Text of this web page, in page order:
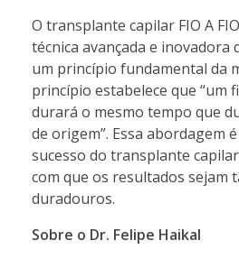
O transplante capilar FIO A
técnica avançada e inovadora
um princípio fundamental da
princípio estabelece que “um
durará o mesmo tempo que
de origem”. Essa abordagem
sucesso do transplante
com que os resultados sejam
duradouros.
Sobre o Dr. Felipe Haikal